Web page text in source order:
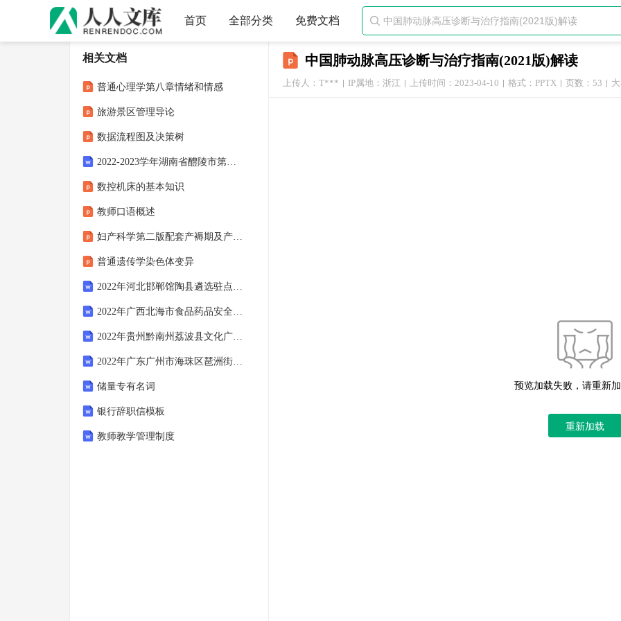
首页 全部分类 免费文档 
中国肺动脉高压诊断与治疗指南(2021版)解读
上传人：T*** IP属地：浙江 上传时间：2023-04-10 格式：PPTX 页数：53
预览加载失败，请重新
重新加载
相关文档
普通心理学第八章情绪和情感
旅游景区管理导论
数据流程图及决策树
2022-2023学年湖南省醴陵市第三中学八年级物理第二学期期中学业水平测试模拟试题含解析
数控机床的基本知识
教师口语概述
妇产科学第二版配套产褥期及产褥期疾病
普通遗传学染色体变异
2022年河北邯郸馆陶县遴选驻点招商工作人员18人笔试备考题库及答案解析
2022年广西北海市食品药品安全信息与监控中心招聘笔试备考题库及答案解析
2022年贵州黔南州荔波县文化广电和旅游局引进急需紧缺专业人才笔试备考题库及答案解析
2022年广东广州市海珠区琶洲街道招聘雇员(协管员)6人笔试备考题库及答案解析
储量专有名词
银行辞职信模板
教师教学管理制度